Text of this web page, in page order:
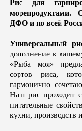
Рис для
морепродуктами.
ДФО и по всей
Универсальный
дополнение к
«Рыба моя»
сортов риса,
гармонично
Наш рис проходит
питательные
кухни, производств